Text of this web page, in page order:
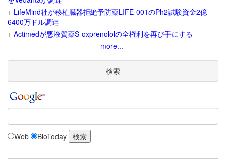
+ LifeMind社が移植臓器拒絶予防薬LIFE-001のPh2試験資金2億
6400万ドル調達
+ Actimedが悪液質薬S-oxprenololの全権利を再び手にする
more...
検索
Web BioToday